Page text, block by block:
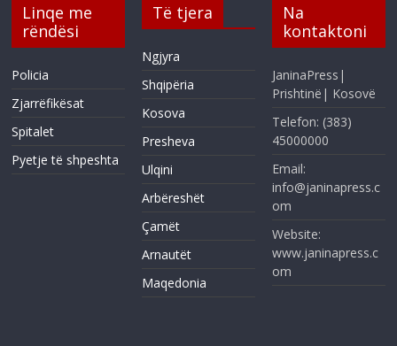
Linqe me
rëndësi
Policia
Zjarrëfikësat
Spitalet
Pyetje të shpeshta
Të tjera
Ngjyra
Shqipëria
Kosova
Presheva
Ulqini
Arbëreshët
Çamët
Arnautët
Maqedonia
Na
kontaktoni
JaninaPress|
Prishtinë| Kosovë
Telefon: (383)
45000000
Email:
info@janinapress.c
om
Website:
www.janinapress.c
om